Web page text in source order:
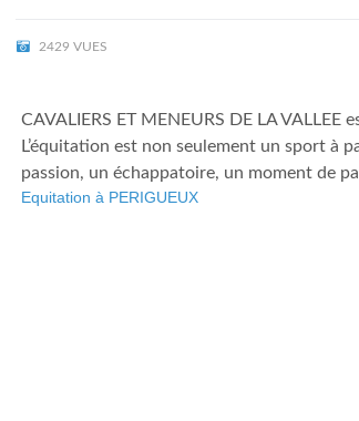
2429 VUES
CAVALIERS ET MENEURS DE LA VALLEE
L’équitation est non seulement un sport à
passion, un échappatoire, un moment de
Equitation à PERIGUEUX